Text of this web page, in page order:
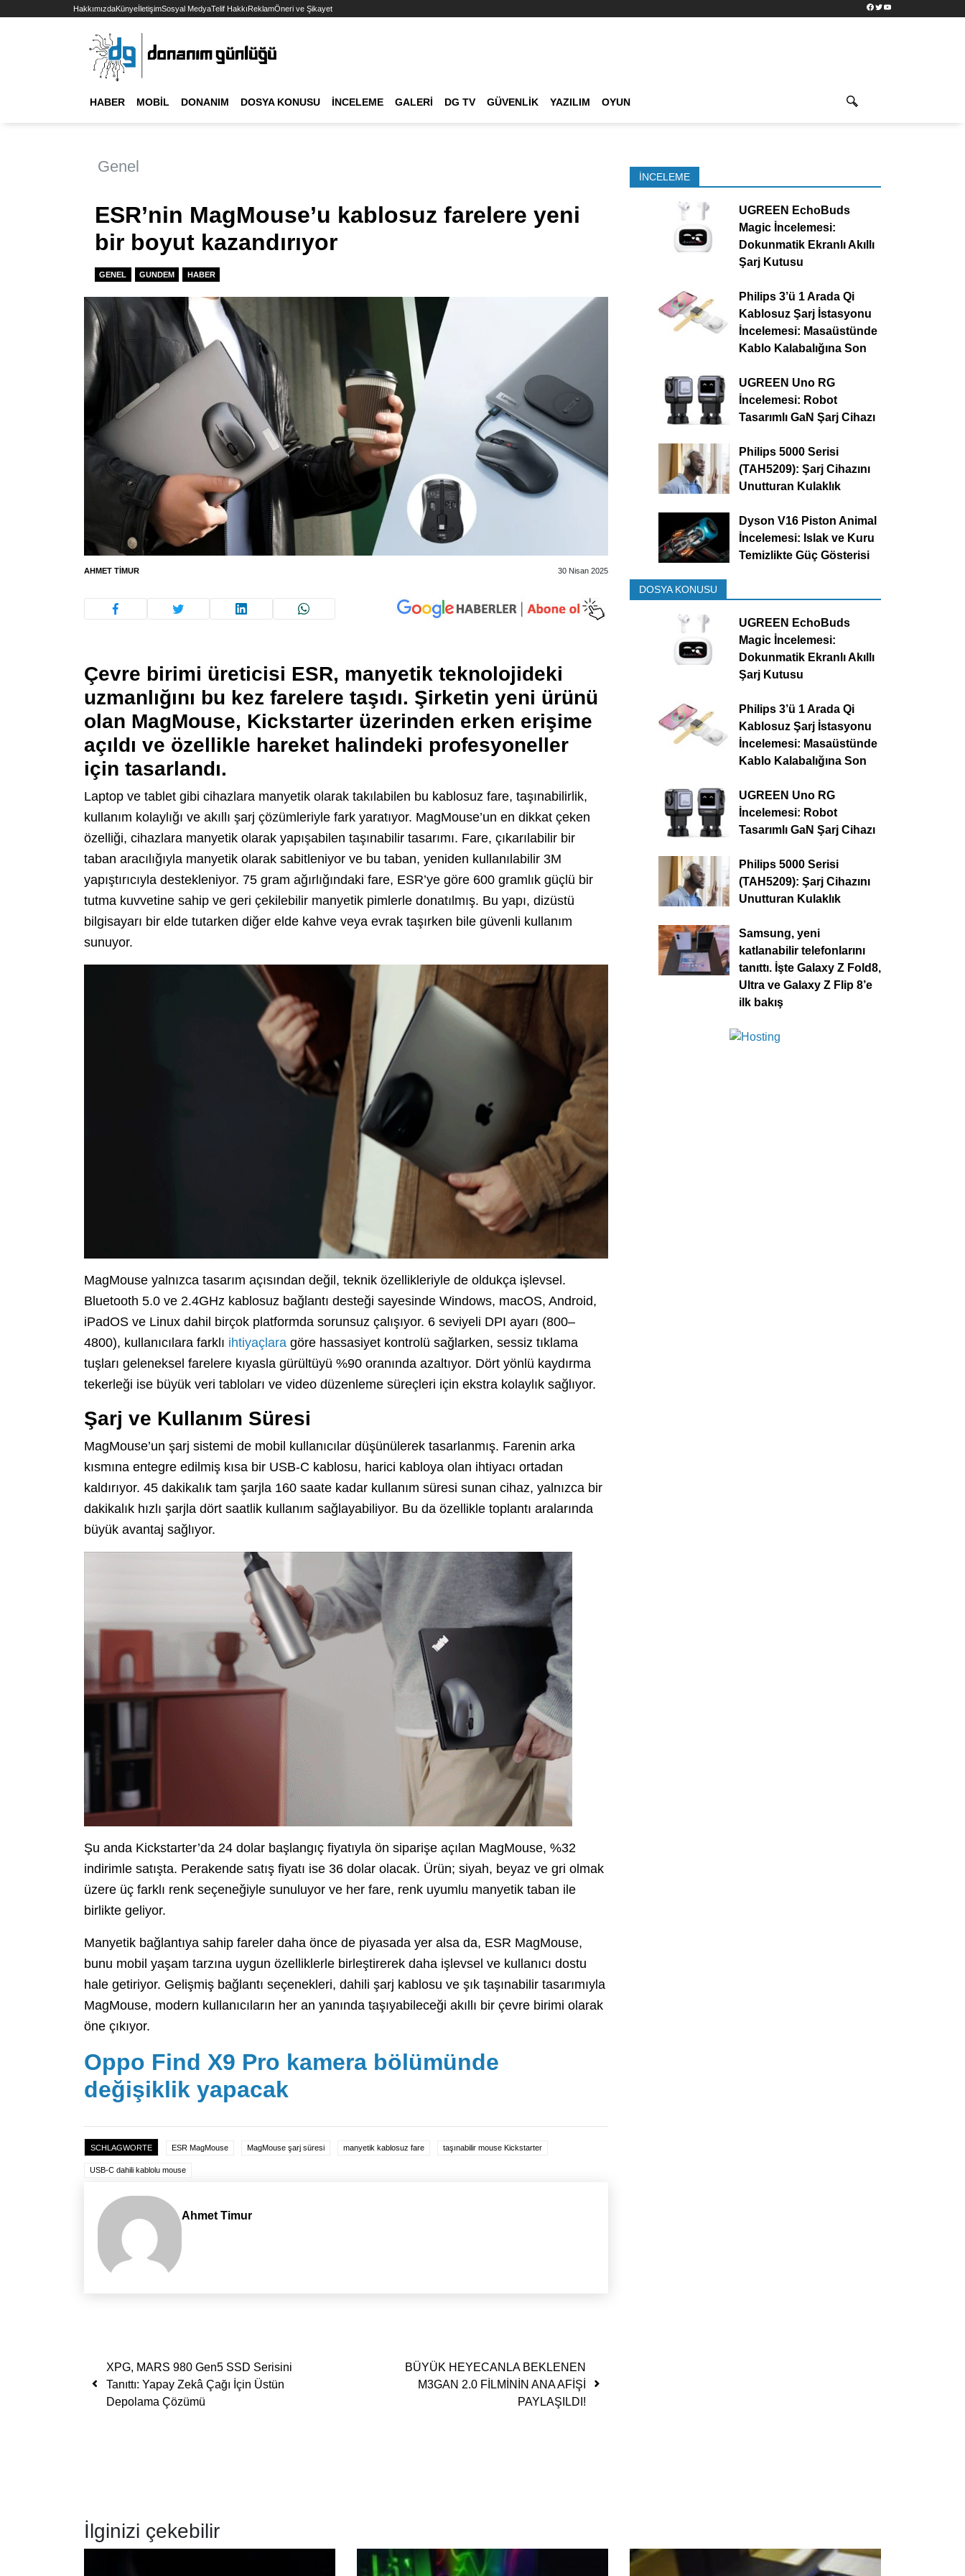
HakkımızdaKünyeİletişimSosyal MedyaTelif HakkıReklamÖneri ve Şikayet Facebook
TwitterYouTube
HABER MOBIL DONANIM DOSYA KONUSU İNCELEME GALERI DG TV GÜVENLIK YAZILIM OYUN
Genel
ESR’nin MagMouse’u kablosuz farelere yeni
bir boyut kazandırıyor
GENEL GUNDEM HABER
AHMET TIMUR 30 Nisan 2025
Çevre birimi üreticisi ESR, manyetik teknolojideki
uzmanlığını bu kez farelere taşıdı. Şirketin yeni ürünü
olan MagMouse, Kickstarter üzerinden erken erişime
açıldı ve özellikle hareket halindeki profesyoneller
için tasarlandı.
Laptop ve tablet gibi cihazlara manyetik olarak takılabilen bu kablosuz fare, taşınabilirlik,
kullanım kolaylığı ve akıllı şarj çözümleriyle fark yaratıyor. MagMouse’un en dikkat çeken
özelliği, cihazlara manyetik olarak yapışabilen taşınabilir tasarımı. Fare, çıkarılabilir bir
taban aracılığıyla manyetik olarak sabitleniyor ve bu taban, yeniden kullanılabilir 3M
yapıştırıcıyla destekleniyor. 75 gram ağırlığındaki fare, ESR’ye göre 600 gramlık güçlü bir
tutma kuvvetine sahip ve geri çekilebilir manyetik pimlerle donatılmış. Bu yapı, dizüstü
bilgisayarı bir elde tutarken diğer elde kahve veya evrak taşırken bile güvenli kullanım
sunuyor.
MagMouse yalnızca tasarım açısından değil, teknik özellikleriyle de oldukça işlevsel.
Bluetooth 5.0 ve 2.4GHz kablosuz bağlantı desteği sayesinde Windows, macOS, Android,
iPadOS ve Linux dahil birçok platformda sorunsuz çalışıyor. 6 seviyeli DPI ayarı (800–
4800), kullanıcılara farklı ihtiyaçlara göre hassasiyet kontrolü sağlarken, sessiz tıklama
tuşları geleneksel farelere kıyasla gürültüyü %90 oranında azaltıyor. Dört yönlü kaydırma
tekerleği ise büyük veri tabloları ve video düzenleme süreçleri için ekstra kolaylık sağlıyor.
Şarj ve Kullanım Süresi
MagMouse’un şarj sistemi de mobil kullanıcılar düşünülerek tasarlanmış. Farenin arka
kısmına entegre edilmiş kısa bir USB-C kablosu, harici kabloya olan ihtiyacı ortadan
kaldırıyor. 45 dakikalık tam şarjla 160 saate kadar kullanım süresi sunan cihaz, yalnızca bir
dakikalık hızlı şarjla dört saatlik kullanım sağlayabiliyor. Bu da özellikle toplantı aralarında
büyük avantaj sağlıyor.
Şu anda Kickstarter’da 24 dolar başlangıç fiyatıyla ön siparişe açılan MagMouse, %32
indirimle satışta. Perakende satış fiyatı ise 36 dolar olacak. Ürün; siyah, beyaz ve gri olmak
üzere üç farklı renk seçeneğiyle sunuluyor ve her fare, renk uyumlu manyetik taban ile
birlikte geliyor.
Manyetik bağlantıya sahip fareler daha önce de piyasada yer alsa da, ESR MagMouse,
bunu mobil yaşam tarzına uygun özelliklerle birleştirerek daha işlevsel ve kullanıcı dostu
hale getiriyor. Gelişmiş bağlantı seçenekleri, dahili şarj kablosu ve şık taşınabilir tasarımıyla
MagMouse, modern kullanıcıların her an yanında taşıyabileceği akıllı bir çevre birimi olarak
öne çıkıyor.
Oppo Find X9 Pro kamera bölümünde
değişiklik yapacak
SCHLAGWORTE ESR MagMouse MagMouse şarj süresi manyetik kablosuz fare taşınabilir mouse Kickstarter
USB-C dahili kablolu mouse
Ahmet Timur
Yazı dolaşımı
XPG, MARS 980 Gen5 SSD Serisini
Tanıttı: Yapay Zekâ Çağı İçin Üstün
Depolama Çözümü
BÜYÜK HEYECANLA BEKLENEN
M3GAN 2.0 FİLMİNİN ANA AFİŞİ
PAYLAŞILDI!
İNCELEME
UGREEN EchoBuds
Magic İncelemesi:
Dokunmatik Ekranlı Akıllı
Şarj Kutusu
Philips 3’ü 1 Arada Qi
Kablosuz Şarj İstasyonu
İncelemesi: Masaüstünde
Kablo Kalabalığına Son
UGREEN Uno RG
İncelemesi: Robot
Tasarımlı GaN Şarj Cihazı
Philips 5000 Serisi
(TAH5209): Şarj Cihazını
Unutturan Kulaklık
Dyson V16 Piston Animal
İncelemesi: Islak ve Kuru
Temizlikte Güç Gösterisi
DOSYA KONUSU
UGREEN EchoBuds
Magic İncelemesi:
Dokunmatik Ekranlı Akıllı
Şarj Kutusu
Philips 3’ü 1 Arada Qi
Kablosuz Şarj İstasyonu
İncelemesi: Masaüstünde
Kablo Kalabalığına Son
UGREEN Uno RG
İncelemesi: Robot
Tasarımlı GaN Şarj Cihazı
Philips 5000 Serisi
(TAH5209): Şarj Cihazını
Unutturan Kulaklık
Samsung, yeni
katlanabilir telefonlarını
tanıttı. İşte Galaxy Z Fold8,
Ultra ve Galaxy Z Flip 8’e
ilk bakış
İlginizi çekebilir